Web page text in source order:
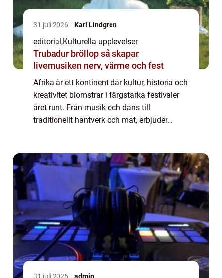
31 juli 2026 Karl Lindgren
editorial,Kulturella upplevelser
Trubadur bröllop så skapar
livemusiken nerv, värme och fest
Afrika är ett kontinent där kultur, historia och
kreativitet blomstrar i färgstarka festivaler
året runt. Från musik och dans till
traditionellt hantverk och mat, erbjuder
31 juli 2026 admin